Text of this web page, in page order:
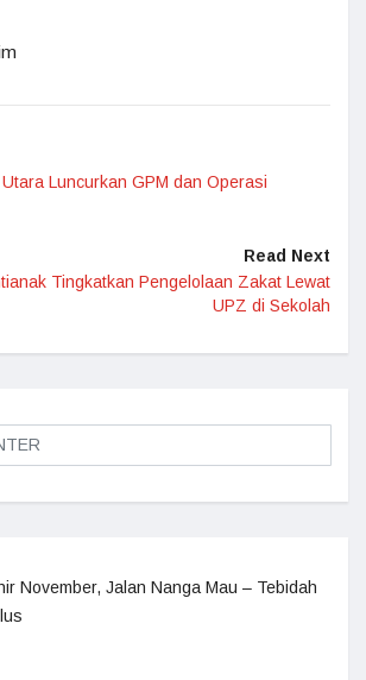
Luncurkan GPM dan Operasi
Read Next
Tingkatkan Pengelolaan Zakat Lewat
UPZ di Sekolah
November, Jalan Nanga Mau – Tebidah